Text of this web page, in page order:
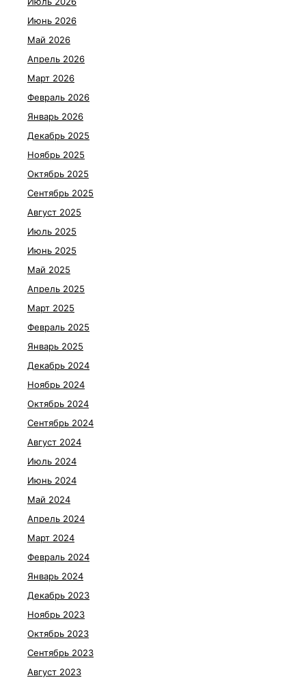
Июнь 2026
Май 2026
Апрель 2026
Март 2026
Февраль 2026
Январь 2026
Декабрь 2025
Ноябрь 2025
Октябрь 2025
Сентябрь 2025
Август 2025
Июль 2025
Июнь 2025
Май 2025
Апрель 2025
Март 2025
Февраль 2025
Январь 2025
Декабрь 2024
Ноябрь 2024
Октябрь 2024
Сентябрь 2024
Август 2024
Июль 2024
Июнь 2024
Май 2024
Апрель 2024
Март 2024
Февраль 2024
Январь 2024
Декабрь 2023
Ноябрь 2023
Октябрь 2023
Сентябрь 2023
Август 2023